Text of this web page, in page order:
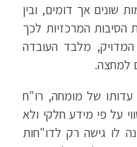
אך דומים, ובין
הסיבות המרכזיות לכך
המדויק, מלבד העובדה
למחצה.
של מומחה, רו"ח
על פי מידע חלקי ולא
לו גישה רק לדו"חות